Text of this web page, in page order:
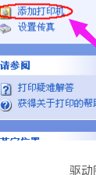
驱动